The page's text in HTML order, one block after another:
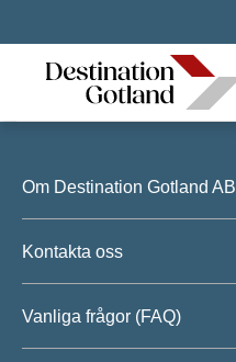
Om Destination Gotland AB
Kontakta oss
Vanliga frågor (FAQ)